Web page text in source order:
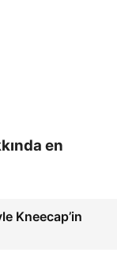
en
Kneecap’in